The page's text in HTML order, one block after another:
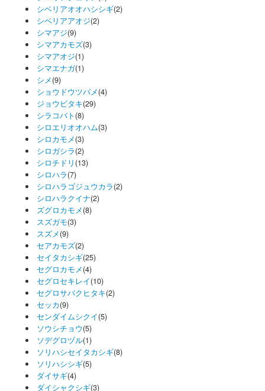
シベリアオオハシシギ(2)
シベリアアオジ(2)
シマアジ(9)
シマアカモズ(3)
シマアオジ(1)
シマエナガ(1)
シメ(9)
ショウドウツバメ(4)
ジョウビタキ(29)
シラコバト (8)
シロエリオオハム(3)
シロカモメ(3)
シロガシラ(2)
シロチドリ (13)
シロハラ(7)
シロハラゴジュウカラ(2)
シロハラクイナ(2)
ズグロカモメ(8)
スズガモ(3)
スズメ(9)
セアカモズ(2)
セイタカシギ(25)
セグロカモメ(4)
セグロセキレイ(10)
セグロサバクヒタキ(2)
セッカ(9)
センダイムシクイ(5)
ソウシチョウ(5)
ソデグロヅル(1)
ソリハシセイタカシギ(8)
ソリハシシギ(5)
ダイサギ(4)
ダイシャクシギ(3)